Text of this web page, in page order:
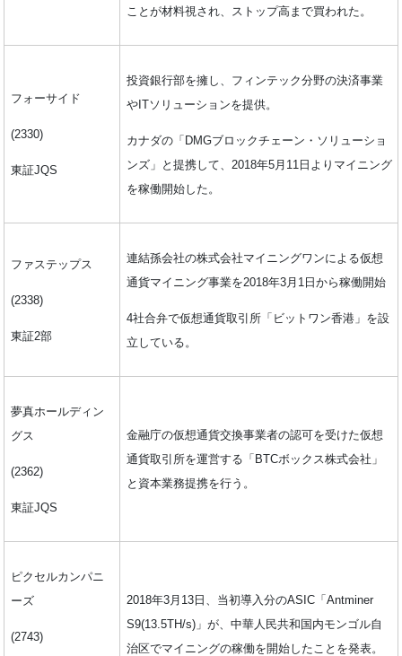
ことが材料視され、ストップ高まで買われた。
フォーサイド
(2330)
東証JQS
投資銀行部を擁し、フィンテック分野の決済事業
やITソリューションを提供。
カナダの「DMGブロックチェーン・ソリューショ
ンズ」と提携して、2018年5月11日よりマイニング
を稼働開始した。
ファステップス
(2338)
東証2部
連結孫会社の株式会社マイニングワンによる仮想
通貨マイニング事業を2018年3月1日から稼働開始
4社合弁で仮想通貨取引所「ビットワン香港」を設
立している。
夢真ホールディン
グス
(2362)
東証JQS
金融庁の仮想通貨交換事業者の認可を受けた仮想
通貨取引所を運営する「BTCボックス株式会社」
と資本業務提携を行う。
ピクセルカンパニ
ーズ
(2743)
2018年3月13日、当初導入分のASIC「Antminer
S9(13.5TH/s)」が、中華人民共和国内モンゴル自
治区でマイニングの稼働を開始したことを発表。